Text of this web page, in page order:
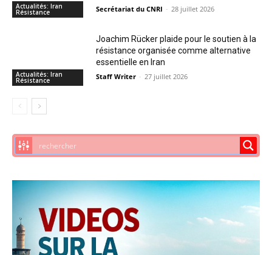
Actualités: Iran
Résistance Secrétariat du CNRI - 28 juillet 2026
Actualités: Iran
Résistance
Joachim Rücker plaide pour le soutien à la
résistance organisée comme alternative
essentielle en Iran
Staff Writer - 27 juillet 2026